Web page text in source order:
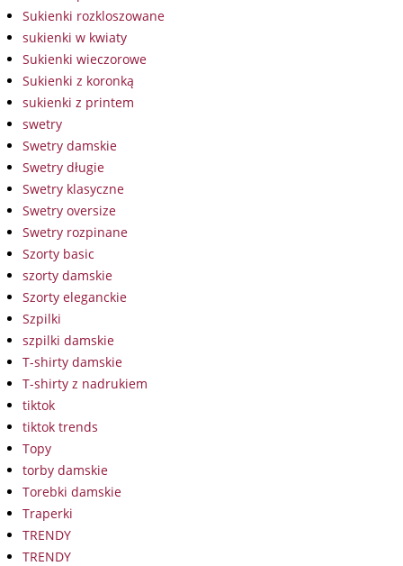
Sukienki rozkloszowane
sukienki w kwiaty
Sukienki wieczorowe
Sukienki z koronką
sukienki z printem
swetry
Swetry damskie
Swetry długie
Swetry klasyczne
Swetry oversize
Swetry rozpinane
Szorty basic
szorty damskie
Szorty eleganckie
Szpilki
szpilki damskie
T-shirty damskie
T-shirty z nadrukiem
tiktok
tiktok trends
Topy
torby damskie
Torebki damskie
Traperki
TRENDY
TRENDY